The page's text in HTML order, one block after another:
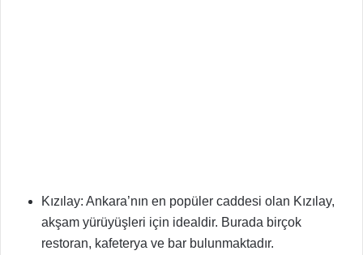
Kızılay: Ankara’nın en popüler caddesi olan Kızılay,
akşam yürüyüşleri için idealdir. Burada birçok
restoran, kafeterya ve bar bulunmaktadır.